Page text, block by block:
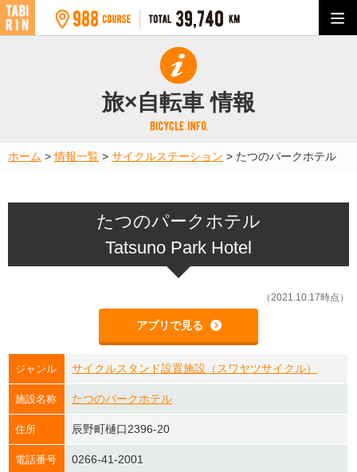
旅×自転車 情報
ホーム >情報一覧 > サイクルステーション > たつのパークホテル
たつのパークホテル
Tatsuno Park Hotel
（2021.10.17時点）
アプリで見る
ジャンル サイクルスタンド設置施設（スワヤツサイクル）
施設名称 たつのパークホテル
住所 辰野町樋口2396-20
電話番号 0266-41-2001